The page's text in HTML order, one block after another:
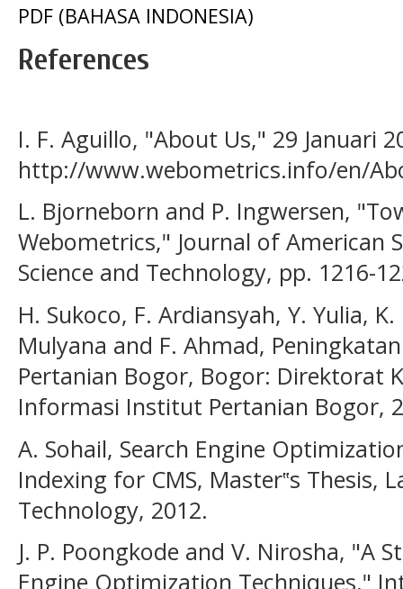
PDF (BAHASA INDONESIA)
References
I. F. Aguillo, "About Us," 29 Januari
http://www.webometrics.info/en/
L. Bjorneborn and P. Ingwersen,
Webometrics," Journal of American
Science and Technology, pp. 1216-
H. Sukoco, F. Ardiansyah, Y. Yulia,
Mulyana and F. Ahmad,
Pertanian Bogor, Bogor: Direktorat
Informasi Institut Pertanian Bogor,
A. Sohail, Search Engine
Indexing for CMS, Master‟s Thesis,
Technology, 2012.
J. P. Poongkode and V. Nirosha, "A
Engine Optimization Techniques,"